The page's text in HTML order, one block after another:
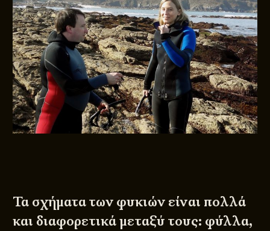
Τα σχήματα των φυκιών είναι πολλά
και διαφορετικά μεταξύ τους: φύλλα,